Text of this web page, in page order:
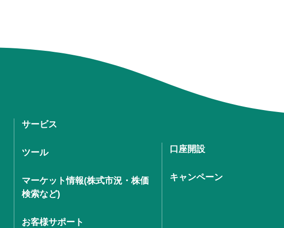
サービス
ツール
マーケット情報(株式市況・株価
検索など)
お客様サポート
口座開設
キャンペーン